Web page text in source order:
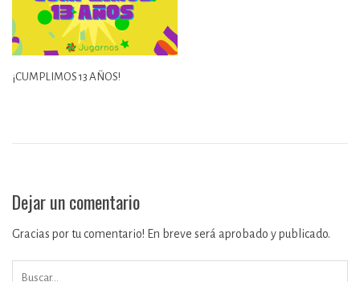
¡CUMPLIMOS 13 AÑOS!
Dejar un comentario
Gracias por tu comentario! En breve será aprobado y publicado.